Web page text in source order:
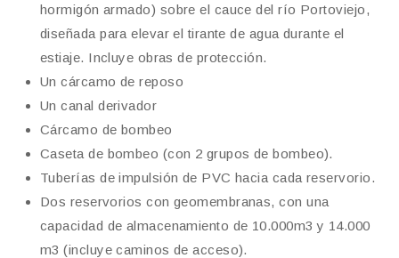
hormigón armado) sobre el cauce del río Portoviejo,
diseñada para elevar el tirante de agua durante el
estiaje. Incluye obras de protección.
​Un cárcamo de reposo
​Un canal derivador
​Cárcamo de bombeo
​Caseta de bombeo (con 2 grupos de bombeo).
​Tuberías de impulsión de PVC hacia cada reservorio.
​Dos reservorios con geomembranas, con una
capacidad de almacenamiento de 10.000m3 y 14.000
m3 (incluye caminos de acceso).